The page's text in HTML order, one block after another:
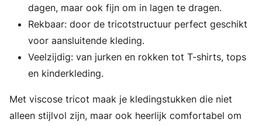
dagen, maar ook fijn om in lagen te dragen.
Rekbaar: door de tricotstructuur perfect geschikt
voor aansluitende kleding.
Veelzijdig: van jurken en rokken tot T-shirts, tops
en kinderkleding.
Met viscose tricot maak je kledingstukken die niet
alleen stijlvol zijn, maar ook heerlijk comfortabel om